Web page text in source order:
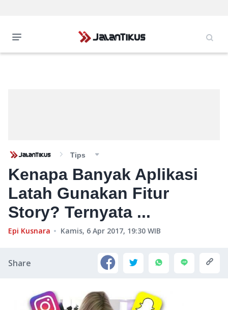
Tips
Kenapa Banyak Aplikasi
Latah Gunakan Fitur
Story? Ternyata ...
Epi Kusnara Kamis, 6 Apr 2017, 19:30 WIB
Share